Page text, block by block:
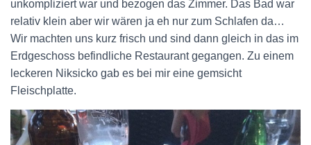
unkompliziert war und bezogen das Zimmer. Das Bad war
relativ klein aber wir wären ja eh nur zum Schlafen da…
Wir machten uns kurz frisch und sind dann gleich in das im
Erdgeschoss befindliche Restaurant gegangen. Zu einem
leckeren Niksicko gab es bei mir eine gemsicht
Fleischplatte.